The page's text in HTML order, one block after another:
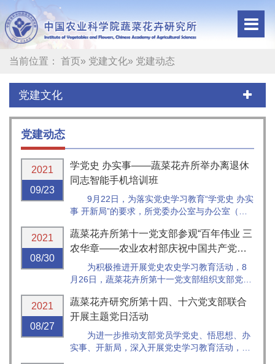
当前位置： 首页» 党建文化» 党建动态
党建文化
党建动态
2021
09/23
学党史 办实事——蔬菜花卉所举办离退休
同志智能手机培训班
9月22日，为落实党史学习教育“学党史 办实
事 开新局”的要求，所党委办公室与办公室（人
了“智能手机应用培训”。
2021
08/30
蔬菜花卉所第十一党支部参观“百年伟业 三
农华章——农业农村部庆祝中国共产党成
立100...
为积极推进开展党史农史学习教育活动，8
月26日，蔬菜花卉所第十一党支部组织支部党员
祝中国共产党成立100周年主题展”。
2021
08/27
蔬菜花卉研究所第十四、十六党支部联合
开展主题党日活动
为进一步推动支部党员学党史、悟思想、办
实事、开新局，深入开展党史学习教育活动，8